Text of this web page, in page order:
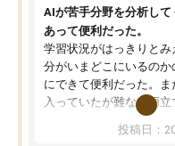
AIが苦手分野を分析して
あって便利だった。
学習状況がはっきりとみ
分がいまどこにいるのか
にできて便利だった。ま
入っていたが難なく両
も部活でも結果を残すこ
かった。また問題演習
投稿日：